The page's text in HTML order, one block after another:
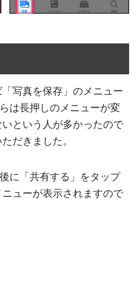
写真を保存」のメニュー
は長押しのメニューが変
という人が多かったので
だきました。
に「共有する」をタップ
ューが表示されますので